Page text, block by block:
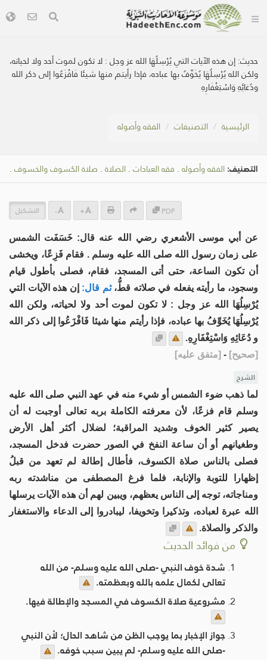
حديث:إن هذه الآيات التي يُرْسِلُهَا الله عز وجل : لا تكون لموت أحد ولا لحياته،
ولكن الله يُرْسِلُهَا يُخَوِّفُ بها عباده، فإذا رأيتم منها شيئا فَافْزَعُوا إلى ذكر الله
ودُعَائِهِ وَاسْتِغْفَارِهِ
الرئيسية التصنيفات الفقه وأصوله
التصنيف: الفقه وأصوله . فقه العبادات . الصلاة . صلاة الكسوف والخسوف .
PDF
+
- التشكيل
عن أبي موسى الأشعري رضي الله عنه قال: خَسَفَت الشمس
على زمان رسول الله صلى الله عليه وسلم . فقام فَزِعًا، ويخشى
أن تكون الساعة، حتى أتى المسجد، فقام، فصلى بأطول قيام
وسجود، ما رأيته يفعله في صلاته قطُّ، ثم قال: إن هذه الآيات التي
يُرْسِلُهَا الله عز وجل : لا تكون لموت أحد ولا لحياته، ولكن الله
يُرْسِلُهَا يُخَوِّفُ بها عباده، فإذا رأيتم منها شيئا فَافْزَعُوا إلى ذكر الله
و دُعَائِهِ وَاسْتِغْفَارِهِ.
[صحيح]
-
[متفق عليه]
الشرح
لما ذهب ضوء الشمس أو شيء منه في عهد النبي صلى الله عليه
وسلم قام فزعًا، لأن معرفته الكاملة بربه تعالى أوجبت له أن
يصير كثير الخوف وشديد المراقبة؛ لضلال أكثر أهل الأرض
وطغيانهم أو أن ساعة النفخ في الصور حضرت فدخل المسجد،
فصلى بالناس صلاة الكسوف، فأطال إطالة لم تعهد من قبلُ
إظهارا للتوبة والإنابة، فلما فرغ المصطفى من مناشدته ربه
ومناجاته، توجه إلى الناس يعظهم، ويبين لهم أن هذه الآيات يرسلها
الله عبرة لعباده، وتذكيرا وتخويفا، ليبادروا إلى الدعاء والاستغفار
والذكر والصلاة.
من فوائد الحديث
شدة خوف النبي -صلى الله عليه وسلم- من الله
تعالى لكمال علمه بالله وبعظمته.
مشروعية صلاة الكسوف في المسجد والإطالة فيها.
جواز الإخبار بما يوجب الظن من شاهد الحال؛ لأن النبي
-صلى الله عليه وسلم- لم يبين سبب خوفه.